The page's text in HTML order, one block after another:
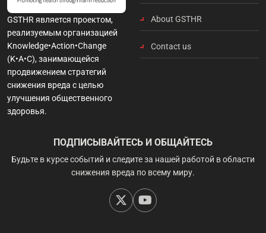
GSTHR является проектом,
реализуемым организацией
Knowledge•Action•Change
(K•A•C), занимающейся
продвижением стратегий
снижения вреда с целью
улучшения общественного
здоровья.
About GSTHR
Contact us
ПОДПИСЫВАЙТЕСЬ И ОБЩАЙТЕСЬ
Будьте в курсе событий и следите за нашей работой в области
снижения вреда по всему миру.